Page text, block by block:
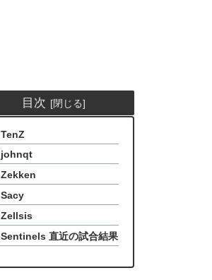
目次
TenZ
johnqt
Zekken
Sacy
Zellsis
Sentinels 直近の試合結果